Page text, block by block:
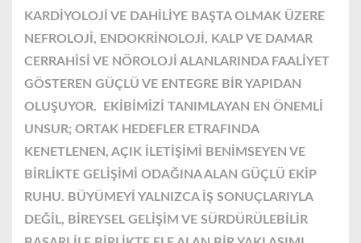
KARDİYOLOJİ VE DAHİLİYE BAŞTA OLMAK ÜZERE
NEFROLOJİ, ENDOKRİNOLOJİ, KALP VE DAMAR
CERRAHİSİ VE NÖROLOJİ ALANLARINDA FAALİYET
GÖSTEREN GÜÇLÜ VE ENTEGRE BİR YAPIDAN
OLUŞUYOR. EKİBİMİZİ TANIMLAYAN EN ÖNEMLİ
UNSUR; ORTAK HEDEFLER ETRAFINDA
KENETLENEN, AÇIK İLETİŞİMİ BENİMSEYEN VE
BİRLİKTE GELİŞİMİ ODAĞINA ALAN GÜÇLÜ EKİP
RUHU. BÜYÜMEYİ YALNIZCA İŞ SONUÇLARIYLA
DEĞİL, BİREYSEL GELİŞİM VE SÜRDÜRÜLEBİLİR